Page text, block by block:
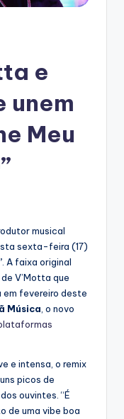
e
unem
Meu
musical
sexta-feira (17)
. A faixa original
V’Motta que
em fevereiro deste
Música , o novo
e intensa, o remix
picos de
ouvintes. “É
de uma vibe boa